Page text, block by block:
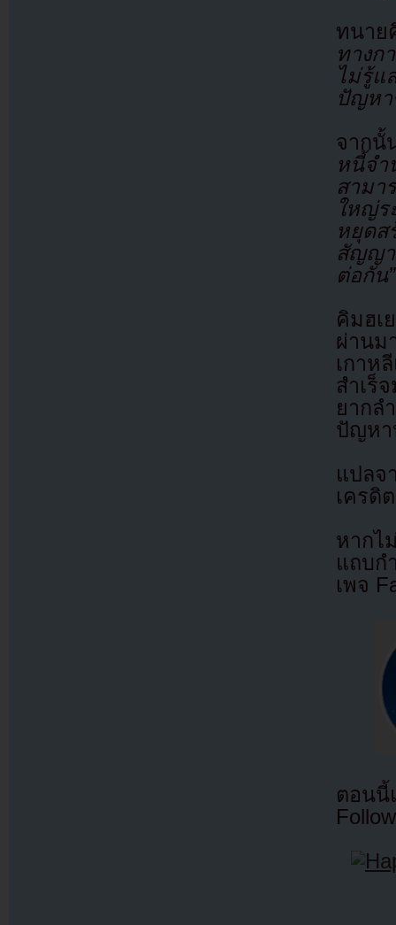
ทนา
ทางก
ไม่รู้แ
ปัญหา
จากนั้
หนี้จำ
สามา
ใหญ่
หยุด
สัญญา
ต่อกัน”
คิมฮเ
ผ่านม
เกาห
สำเร็
ยากล
ปัญหา
แปล
เครดิ
หากไ
แถบก
เพจ
ตอนนี้